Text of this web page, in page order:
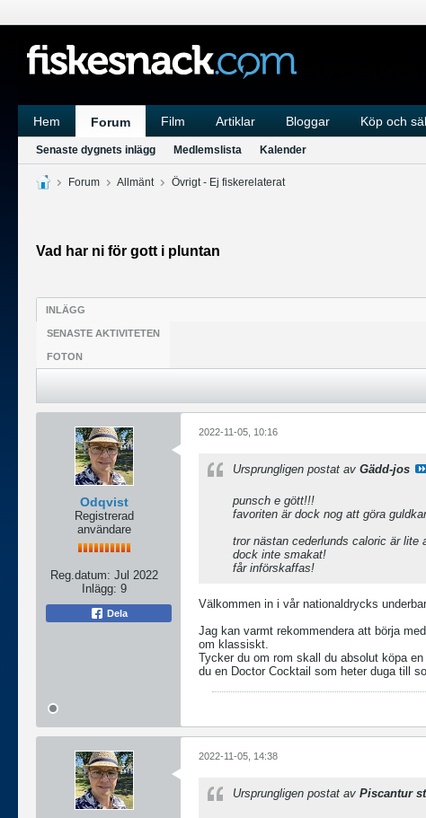
Hem Forum Film Artiklar Bloggar Köp och
Senaste dygnets inlägg Medlemslista Kalender
Forum Allmänt Övrigt - Ej fiskerelaterat
Vad har ni för gott i pluntan
INLÄGG
SENASTE AKTIVITETEN
FOTON
Odqvist
Registrerad
användare
Reg.datum: Jul 2022
Inlägg: 9
Dela
2022-11-05, 10:16
Ursprungligen postat av Gädd-jos
punsch e gött!!!
favoriten är dock nog att göra
tror nästan cederlunds caloric är lite
dock inte smakat!
får införskaffas!
Välkommen in i vår nationaldrycks
Jag kan varmt rekommendera att börja
om klassiskt.
Tycker du om rom skall du absolut köpa
du en Doctor Cocktail som heter duga till
2022-11-05, 14:38
Ursprungligen postat av Piscantur